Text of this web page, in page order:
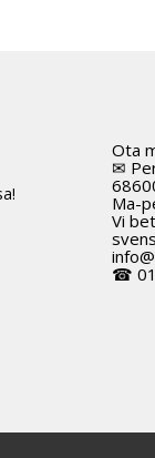
Ota
✉
Ma-
Vi
☎